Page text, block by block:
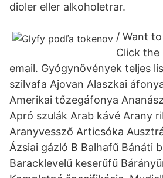
dioler eller alkoholetrar.
/ Want
Click
email. Gyógynövények teljes
szilvafa Ajovan Alaszkai
Amerikai tőzegáfonya
Apró szulák Arab kávé Arany
Aranyvessző Articsóka
Ázsiai gázló B Balhafű Bánáti
Baracklevelű keserűfű